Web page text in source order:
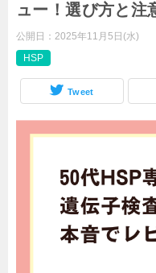
ュー！選び方と注
公開日： 2025年11月5日(水)
HSP
Tweet